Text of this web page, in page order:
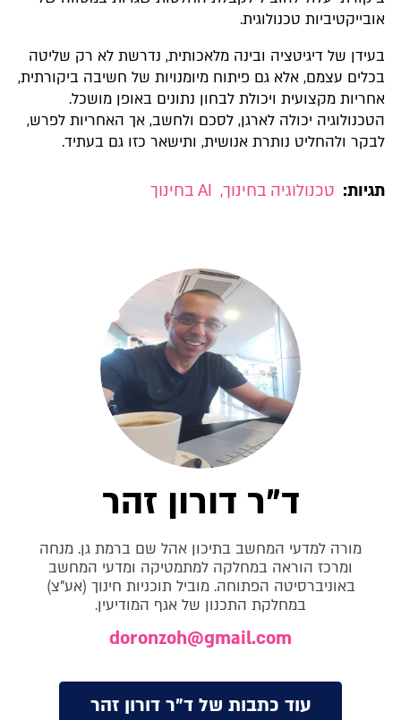
אובייקטיביות טכנולוגית.
בעידן של דיגיטציה ובינה מלאכותית, נדרשת לא רק שליטה
בכלים עצמם, אלא גם פיתוח מיומנויות של חשיבה ביקורתית,
אחריות מקצועית ויכולת לבחון נתונים באופן מושכל.
הטכנולוגיה יכולה לארגן, לסכם ולחשב, אך האחריות לפרש,
לבקר ולהחליט נותרת אנושית, ותישאר כזו גם בעתיד.
תגיות: טכנולוגיה בחינוך, AI בחינוך
ד"ר דורון זהר
מורה למדעי המחשב בתיכון אהל שם ברמת גן. מנחה
ומרכז הוראה במחלקה למתמטיקה ומדעי המחשב
באוניברסיטה הפתוחה. מוביל תוכניות חינוך (אע"צ)
במחלקת התכנון של אגף המודיעין.
doronzoh@gmail.com
עוד כתבות של ד"ר דורון זהר